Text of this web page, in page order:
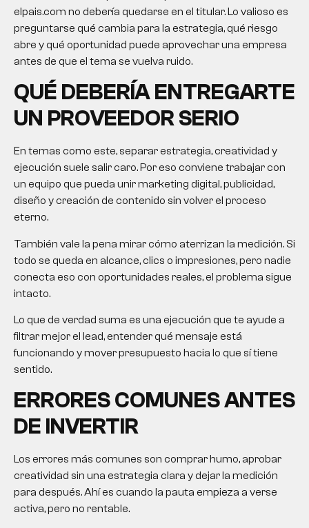
elpais.com no debería quedarse en el titular. Lo valioso es
preguntarse qué cambia para la estrategia, qué riesgo
abre y qué oportunidad puede aprovechar una empresa
antes de que el tema se vuelva ruido.
QUÉ DEBERÍA ENTREGARTE
UN PROVEEDOR SERIO
En temas como este, separar estrategia, creatividad y
ejecución suele salir caro. Por eso conviene trabajar con
un equipo que pueda unir marketing digital, publicidad,
diseño y creación de contenido sin volver el proceso
eterno.
También vale la pena mirar cómo aterrizan la medición. Si
todo se queda en alcance, clics o impresiones, pero nadie
conecta eso con oportunidades reales, el problema sigue
intacto.
Lo que de verdad suma es una ejecución que te ayude a
filtrar mejor el lead, entender qué mensaje está
funcionando y mover presupuesto hacia lo que sí tiene
sentido.
ERRORES COMUNES ANTES
DE INVERTIR
Los errores más comunes son comprar humo, aprobar
creatividad sin una estrategia clara y dejar la medición
para después. Ahí es cuando la pauta empieza a verse
activa, pero no rentable.